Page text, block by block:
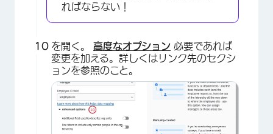
×
ればならない！
を開く。 高度なオプション 必要であれば
変更を加える。詳しくはリンク先のセクシ
ョンを参照のこと。